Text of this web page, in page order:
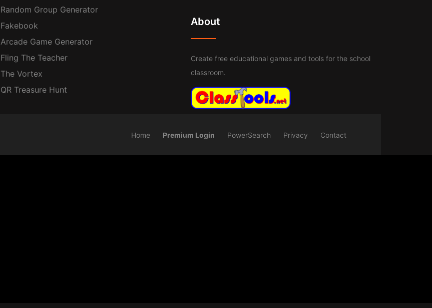
Random Group Generator
Fakebook
Arcade Game Generator
Fling The Teacher
The Vortex
QR Treasure Hunt
About
Create free educational games and tools for the school
classroom.
Home Premium Login PowerSearch Privacy Contact